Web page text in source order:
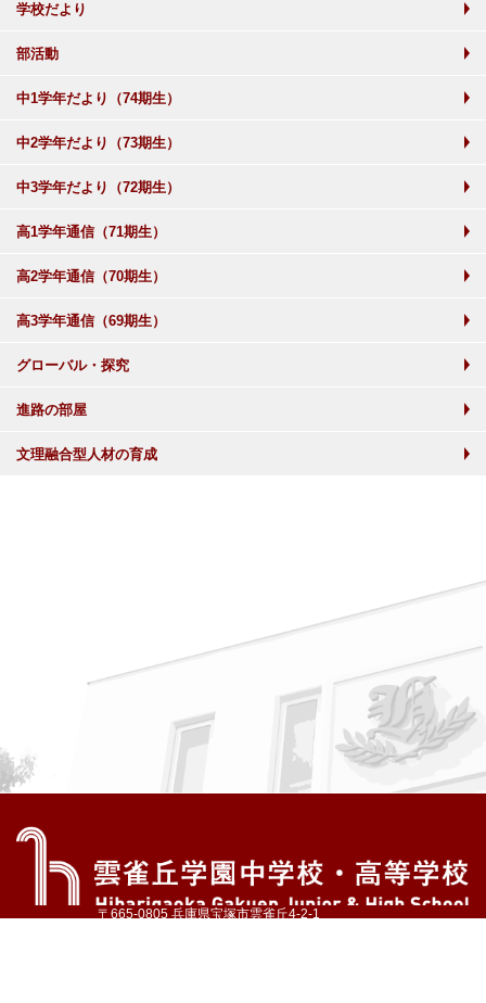
学校だより
部活動
中1学年だより（74期生）
中2学年だより（73期生）
中3学年だより（72期生）
高1学年通信（71期生）
高2学年通信（70期生）
高3学年通信（69期生）
グローバル・探究
進路の部屋
文理融合型人材の育成
〒665-0805 兵庫県宝塚市雲雀丘4-2-1